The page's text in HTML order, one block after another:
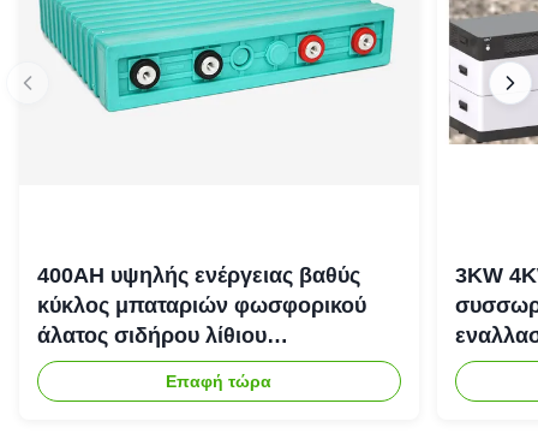
400AH υψηλής ενέργειας βαθύς
κύκλος μπαταριών φωσφορικού
άλατος σιδήρου λίθιου
επανακαταλογηστέος
Επαφή τώρα
3KW